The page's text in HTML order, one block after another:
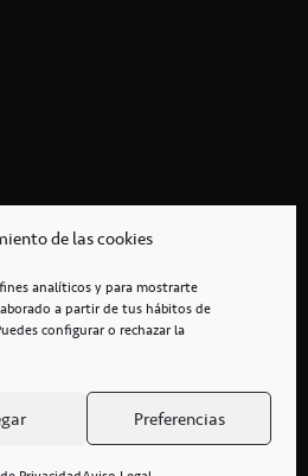
de las cookies
analíticos y para mostrarte
a partir de tus hábitos de
configurar o rechazar la
Preferencias